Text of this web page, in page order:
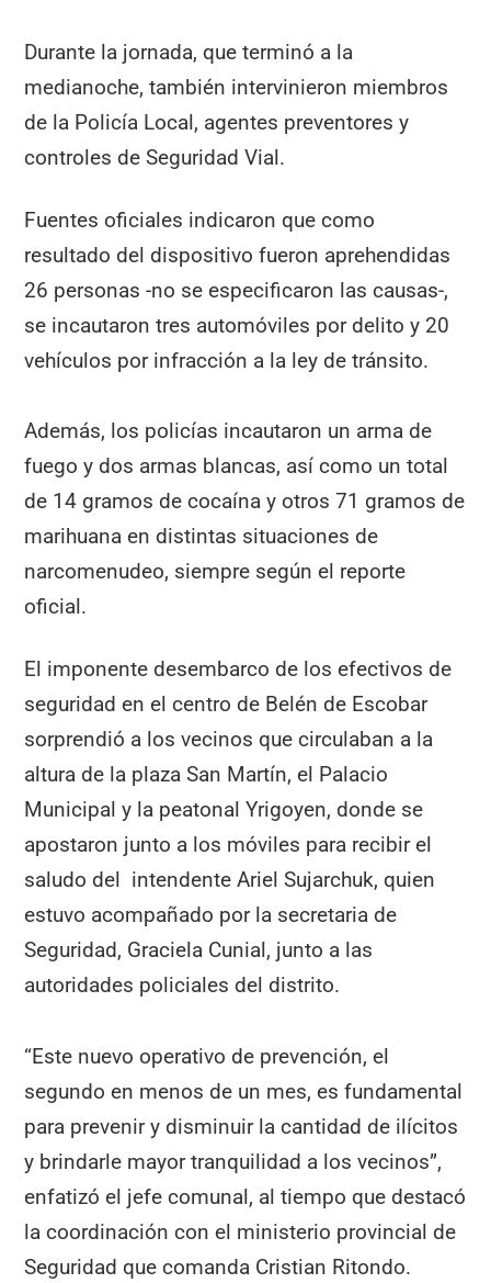
Durante la jornada, que terminó a la
medianoche, también intervinieron miembros
de la Policía Local, agentes preventores y
controles de Seguridad Vial.
Fuentes oficiales indicaron que como
resultado del dispositivo fueron aprehendidas
26 personas -no se especificaron las causas-,
se incautaron tres automóviles por delito y 20
vehículos por infracción a la ley de tránsito.
Además, los policías incautaron un arma de
fuego y dos armas blancas, así como un total
de 14 gramos de cocaína y otros 71 gramos de
marihuana en distintas situaciones de
narcomenudeo, siempre según el reporte
oficial.
El imponente desembarco de los efectivos de
seguridad en el centro de Belén de Escobar
sorprendió a los vecinos que circulaban a la
altura de la plaza San Martín, el Palacio
Municipal y la peatonal Yrigoyen, donde se
apostaron junto a los móviles para recibir el
saludo del intendente Ariel Sujarchuk, quien
estuvo acompañado por la secretaria de
Seguridad, Graciela Cunial, junto a las
autoridades policiales del distrito.
“Este nuevo operativo de prevención, el
segundo en menos de un mes, es fundamental
para prevenir y disminuir la cantidad de ilícitos
y brindarle mayor tranquilidad a los vecinos”,
enfatizó el jefe comunal, al tiempo que destacó
la coordinación con el ministerio provincial de
Seguridad que comanda Cristian Ritondo.